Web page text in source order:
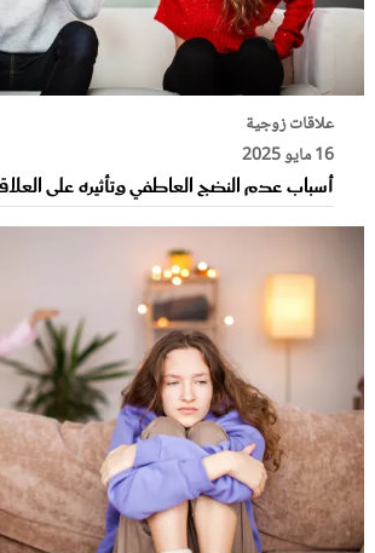
علاقات زوجية
16 مايو 2025
أسباب عدم النضج العاطفي وتأثيره على